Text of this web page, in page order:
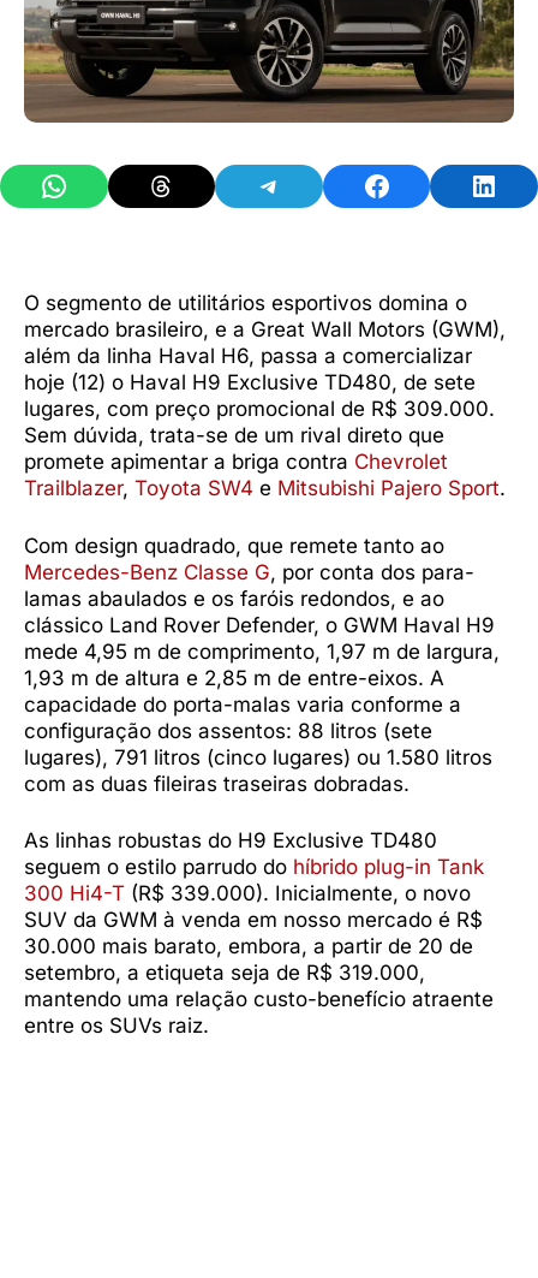
Share on WhatsAppShare on ThreadsShare on TelegramShare on Facebook
O segmento de utilitários esportivos domina o
mercado brasileiro, e a Great Wall Motors (GWM),
além da linha Haval H6, passa a comercializar
hoje (12) o Haval H9 Exclusive TD480, de sete
lugares, com preço promocional de R$ 309.000.
Sem dúvida, trata-se de um rival direto que
promete apimentar a briga contra Chevrolet
Trailblazer, Toyota SW4 e Mitsubishi Pajero Sport.
Com design quadrado, que remete tanto ao
Mercedes-Benz Classe G, por conta dos para-
lamas abaulados e os faróis redondos, e ao
clássico Land Rover Defender, o GWM Haval H9
mede 4,95 m de comprimento, 1,97 m de largura,
1,93 m de altura e 2,85 m de entre-eixos. A
capacidade do porta-malas varia conforme a
configuração dos assentos: 88 litros (sete
lugares), 791 litros (cinco lugares) ou 1.580 litros
com as duas fileiras traseiras dobradas.
As linhas robustas do H9 Exclusive TD480
seguem o estilo parrudo do híbrido plug-in Tank
300 Hi4-T (R$ 339.000). Inicialmente, o novo
SUV da GWM à venda em nosso mercado é R$
30.000 mais barato, embora, a partir de 20 de
setembro, a etiqueta seja de R$ 319.000,
mantendo uma relação custo-benefício atraente
entre os SUVs raiz.